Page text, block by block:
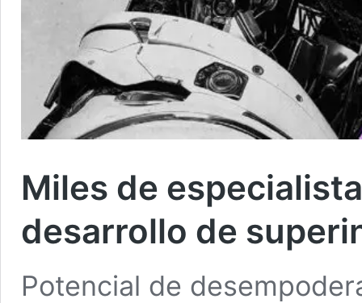
Miles de
desarrollo de
Potencial de